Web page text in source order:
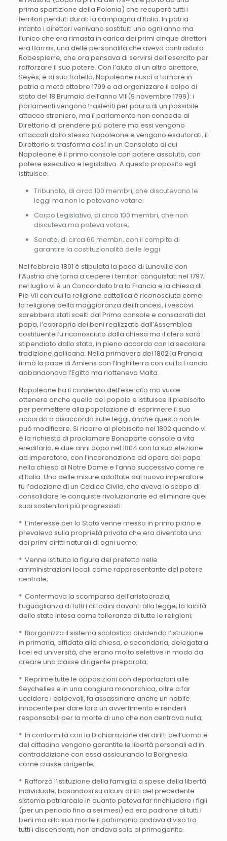
prima spartizione della Polonia) che recuperò tutti i
territori perduti durati la campagna d’Italia. In patria
intanto i direttori venivano sostituiti uno ogni anno ma
l’unico che era rimasta in carica dei primi cinque direttori
era Barras, una delle personalità che aveva contrastato
Robespierre, che ora pensava di servirsi dell’esercito per
rafforzare il suo potere. Con l’aiuto di un altro direttore,
Seyès, e di suo fratello, Napoleone riuscì a tornare in
patria a metà ottobre 1799 e ad organizzare il colpo di
stato del 18 Brumaio dell’anno VIII(9 novembre 1799): i
parlamenti vengono trasferiti per paura di un possibile
attacco straniero, ma il parlamento non concede al
Direttorio di prendere più potere ma essi vengono
attaccati dallo stesso Napoleone e vengono esautorati, il
Direttorio si trasforma così in un Consolato di cui
Napoleone è il primo console con potere assoluto, con
potere esecutivo e legislativo. A questo proposito egli
istituisce:
Tribunato, di circa 100 membri, che discutevano le
leggi ma non le potevano votare;
Corpo Legislativo, di circa 100 membri, che non
discuteva ma poteva votare;
Senato, di circa 60 membri, con il compito di
garantire la costituzionalità delle leggi.
Nel febbraio 1801 è stipulata la pace di Luneville con
l’Austria che torna a cedere i territori conquistati nel 1797;
nel luglio vi è un Concordato tra la Francia e la chiesa di
Pio VII con cui la religione cattolica è riconosciuta come
la religione della maggioranza dei francesi, i vescovi
sarebbero stati scelti dal Primo console e consacrati dal
papa, l’esproprio dei beni realizzato dall’Assemblea
costituente fu riconosciuto dalla chiesa ma il clero sarà
stipendiato dallo stato, in pieno accordo con la secolare
tradizione gallicana. Nella primavera del 1802 la Francia
firmò la pace di Amiens con l’Inghilterra con cui la Francia
abbandonava l’Egitto ma riotteneva Malta.
Napoleone ha il consenso dell’esercito ma vuole
ottenere anche quello del popolo e istituisce il plebiscito
per permettere alla popolazione di esprimere il suo
accordo o disaccordo sulle leggi, anche questo non le
può modificare. Si ricorre al plebiscito nel 1802 quando vi
è la richiesta di proclamare Bonaparte console a vita
ereditario, e due anni dopo nel 1804 con la sua elezione
ad imperatore, con l’incoronazione ad opera del papa
nella chiesa di Notre Dame e l’anno successivo come re
d’Italia. Una delle misure adottate dal nuovo imperatore
fu l’adozione di un Codice Civile, che aveva lo scopo di
consolidare le conquiste rivoluzionarie ed eliminare quei
suoi sostenitori più progressisti:
* L’interesse per lo Stato venne messo in primo piano e
prevaleva sulla proprietà privata che era diventata uno
dei primi diritti naturali di ogni uomo;
* Venne istituita la figura del prefetto nelle
amministrazioni locali come rappresentante del potere
centrale;
* Confermava la scomparsa dell’aristocrazia,
l’uguaglianza di tutti i cittadini davanti alla legge; la laicità
dello stato intesa come tolleranza di tutte le religioni;
* Riorganizza il sistema scolastico dividendo l’istruzione
in primaria, affidata alla chiesa, e secondaria, delegata a
licei ed università, che erano molto selettive in modo da
creare una classe dirigente preparata;
* Reprime tutte le opposizioni con deportazioni alle
Seychelles e in una congiura monarchica, oltre a far
uccidere i colpevoli, fa assassinare anche un nobile
innocente per dare loro un avvertimento e renderli
responsabili per la morte di uno che non centrava nulla;
* In conformità con la Dichiarazione dei diritti dell’uomo e
del cittadino vengono garantite le libertà personali ed in
contraddizione con essa assicurando la Borghesia
come classe dirigente;
* Rafforzò l’istituzione della famiglia a spese della libertà
individuale, basandosi su alcuni diritti del precedente
sistema patriarcale in quanto poteva far rinchiudere i figli
(per un periodo fino a sei mesi) ed era padrone di tutti i
beni ma alla sua morte il patrimonio andava diviso tra
tutti i discendenti, non andava solo al primogenito.